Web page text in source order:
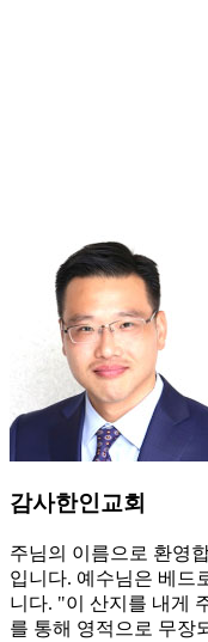
감사한인교회
주님의 이름으로 환영
입니다. 예수님은 베드
니다. "이 산지를 내게
를 통해 영적으로 무장